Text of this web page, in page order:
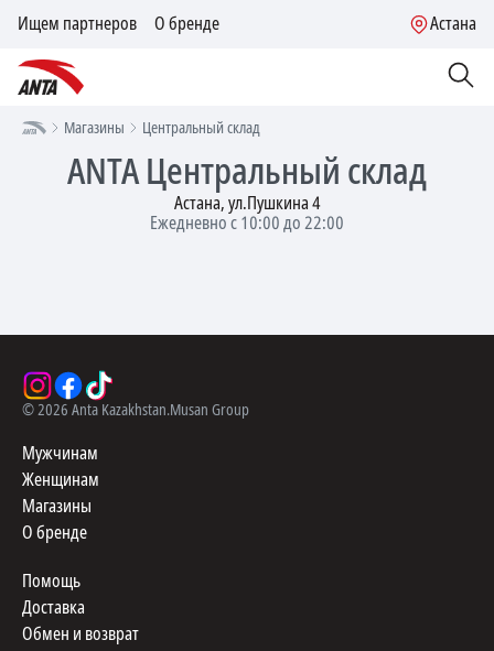
Ищем партнеров О бренде Астана
Магазины Центральный склад
ANTAЦентральный склад
Астана, ул.Пушкина 4
Ежедневно с 10:00 до 22:00
©2026 Anta Kazakhstan.Musan Group
Мужчинам
Женщинам
Магазины
О бренде
Помощь
Доставка
Обмен и возврат